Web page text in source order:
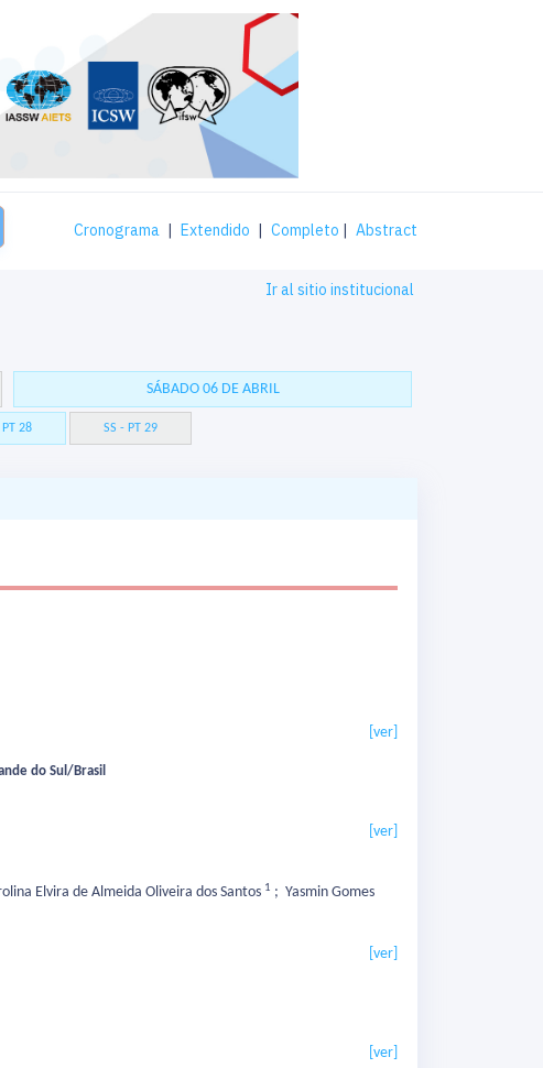
Cronograma | Extendido | Completo | Abstract
Ir al sitio institucional
SÁBADO 06 DE ABRIL
PT 28 SS - PT 29
[ver]
do Sul/Brasil
[ver]
Elvira de Almeida Oliveira dos Santos 1 ; Yasmin Gomes
[ver]
[ver]